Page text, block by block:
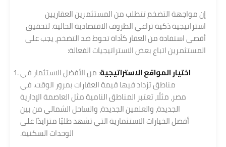
إن مواجهة التضخم تتطلب من المستثمرين العقاريين
استراتيجية ذكية تراعي الظروف الاقتصادية الحالية. لتحقيق
أقصى استفادة من العقار كأداة تحوط ضد التضخم، يجب على
المستثمرين اتباع بعض الاستراتيجيات الفعالة:
اختيار المواقع الاستراتيجية: من الأفضل الاستثمار في
مناطق تزداد فيها قيمة العقارات بمرور الوقت. في
مصر، مثلًا، تعتبر المناطق النامية مثل العاصمة الإدارية
الجديدة، والعلمين الجديدة، والساحل الشمالي من بين
أفضل الخيارات الاستثمارية التي تشهد طلبًا متزايدًا على
الوحدات السكنية.